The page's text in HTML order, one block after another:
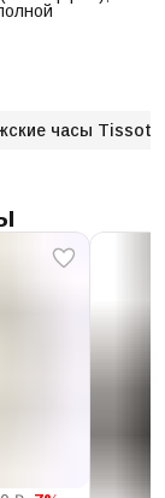
часы Tissot